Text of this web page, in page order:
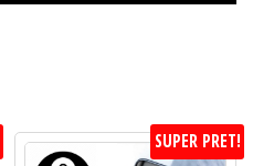
SUPER PRET!